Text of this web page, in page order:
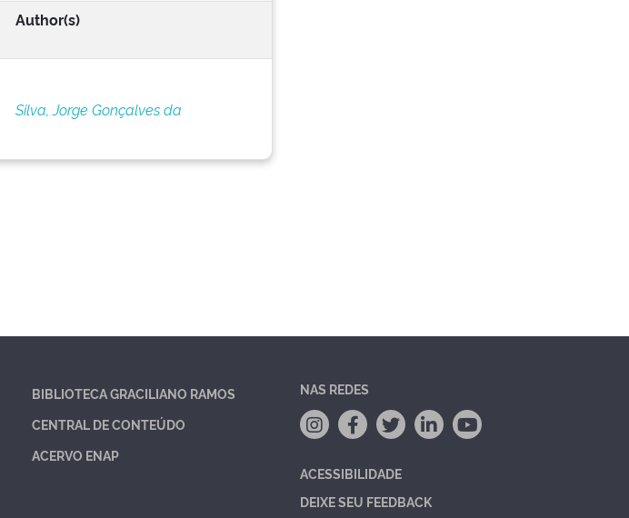
Author(s)
Silva, Jorge Gonçalves da
BIBLIOTECA GRACILIANO RAMOS
CENTRAL DE CONTEÚDO
ACERVO ENAP
NAS REDES
ACESSIBILIDADE
DEIXE SEU FEEDBACK